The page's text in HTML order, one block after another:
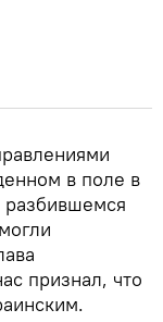
в поле в
разбившемся
признал, что